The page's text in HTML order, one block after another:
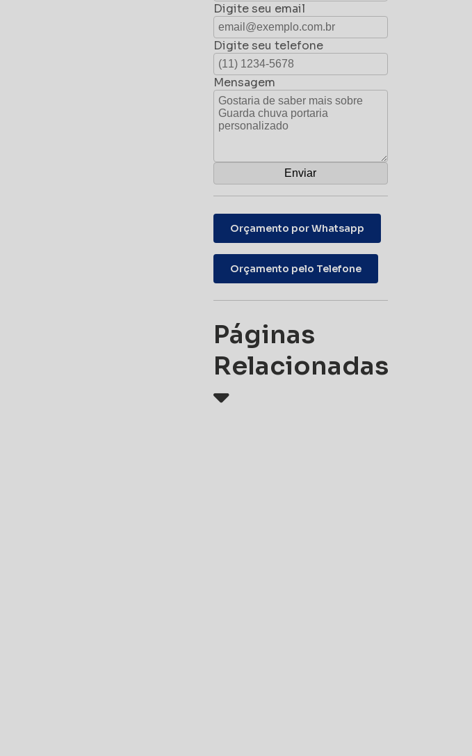
Digite seu email
Digite seu telefone
Mensagem
Orçamento por Whatsapp
Orçamento pelo Telefone
Páginas
Relacionadas